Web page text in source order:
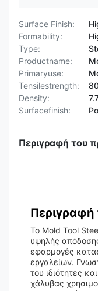
Surface Finish:
Formability:
Type:
Productname:
Primaryuse:
Tensilestrength:
Density:
Surfacefinish:
Περιγραφή του
Περιγραφή
Το Mold Tool
υψηλής
εφαρμογές
εργαλείων.
του ιδιότητες
χάλυβας